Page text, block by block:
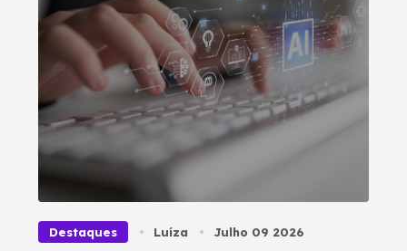
Destaques Luíza Julho 09 2026